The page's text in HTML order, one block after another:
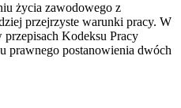
życia zawodowego z
przejrzyste warunki pracy. W
Kodeksu Pracy
prawnego postanowienia dwóch